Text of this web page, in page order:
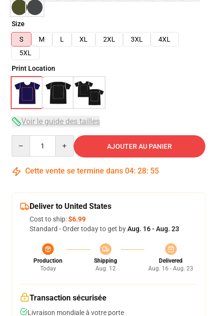
Size
S
M L XL 2XL 3XL
4XL
5XL
Print Location
Voir le guide des tailles
AJOUTER AU PANIER
Cette vente se termine dans 04: 28: 54
Deliver to United States
Cost to ship:$6.99
Standard - Order today to get byAug. 16 - Aug. 23
Production
Today
Shipping
Aug. 12
Delivered
Aug. 16 - Aug. 23
Transaction sécurisée
Livraison mondiale à votre porte